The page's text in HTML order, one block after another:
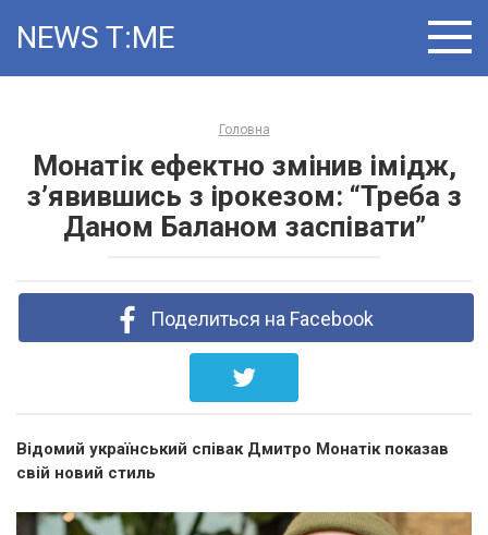
NEWS T ME
Головна
Монатік ефектно змінив імідж,
з’явившись з ірокезом: “Треба з
Даном Баланом заспівати”
Поделиться на Facebook
Відомий український співак Дмитро Монатік показав
свій новий стиль